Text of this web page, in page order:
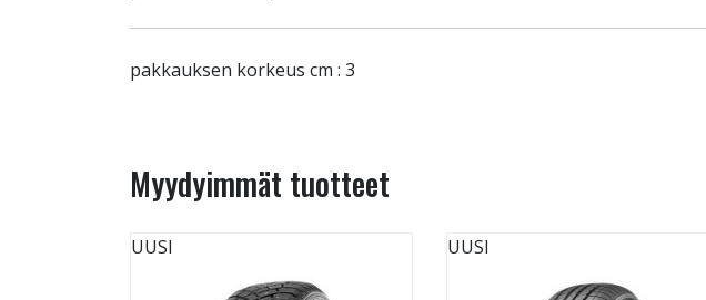
pakkauksen korkeus cm : 3
Myydyimmät tuotteet
UUSI UUSI